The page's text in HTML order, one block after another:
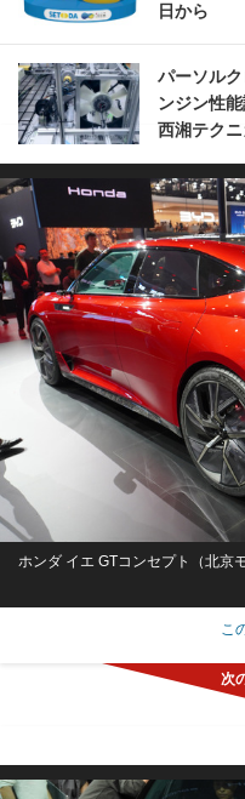
日から
パーソル
ンジン性
西湘テク
ホンダ イエ GTコンセプト（北京
こ